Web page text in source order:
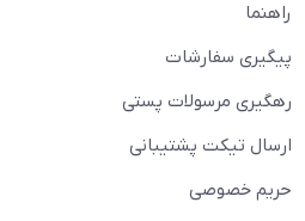
راهنما
پیگیری سفارشات
رهگیری مرسولات پستی
ارسال تیکت پشتیبانی
حریم خصوصی